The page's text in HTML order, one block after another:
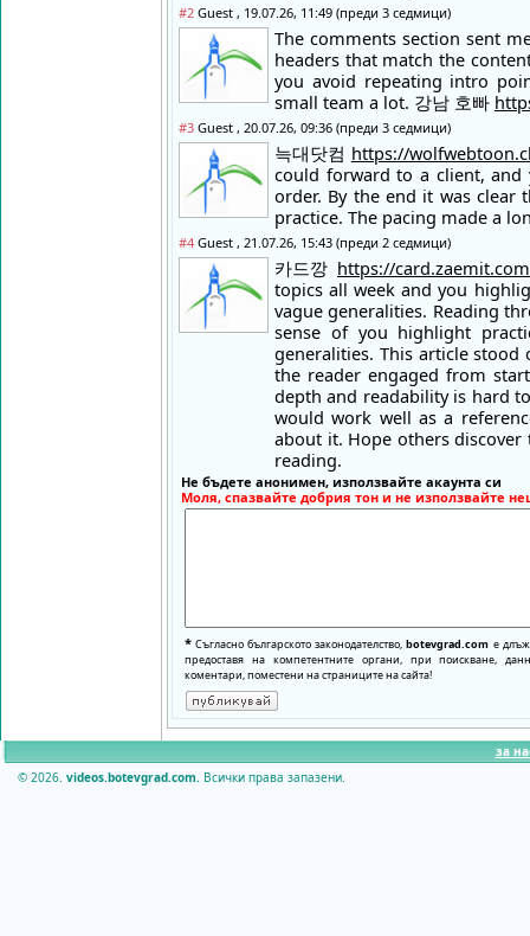
#2 Guest , 19.07.26, 11:49 (преди 3 седмици)
The comments section sent
headers that match the
you avoid repeating intro
small team a lot. 강남 호빠
#3 Guest , 20.07.26, 09:36 (преди 3 седмици)
늑대닷컴 https://
could forward to a client,
order. By the end it was clear
practice. The pacing made a
#4 Guest , 21.07.26, 15:43 (преди 2 седмици)
카드깡 https://
topics all week and you
vague generalities. Reading
sense of you highlight
generalities. This article
the reader engaged from
depth and readability is hard
would work well as a
about it. Hope others
reading.
Не бъдете анонимен, използвайте акаунта си
Моля, спазвайте добрия тон и не използвайте
* Съгласно българското законодателство,botevgrad.com е
предоставя на компетентните органи, при поискване,
коментари, поместени на страниците на сайта!
за
© 2026. videos.botevgrad.com. Всички права запазени.